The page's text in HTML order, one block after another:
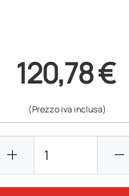
120,78 €
(Prezzo iva inclusa)
add remove